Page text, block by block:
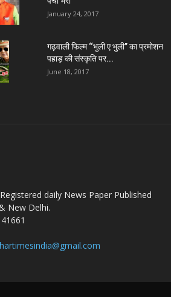
January 24, 2017
गढ़वाली फिल्म ‘‘भुली ए भुली’’ का प्रमोशन
पहाड़ की संस्कृति पर...
June 18, 2017
daily News Paper Published
New Delhi.